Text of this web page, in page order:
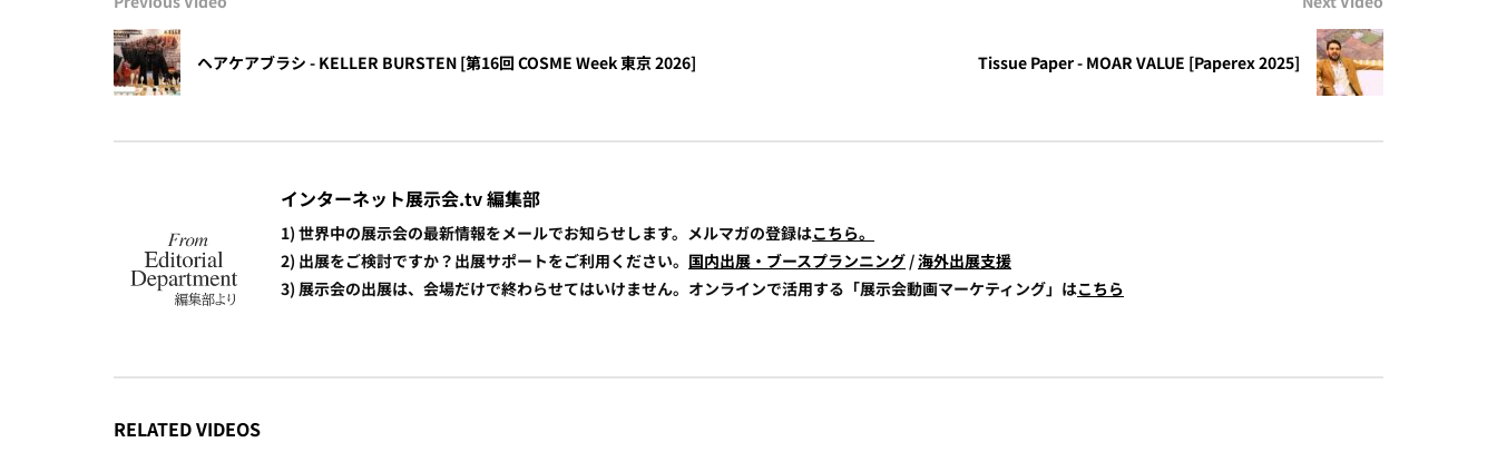
ヘアケアブラシ - KELLER BURSTEN [第16回 COSME Week 東京 2026] Tissue Paper - MOAR VALUE [Paperex 2025]
インターネット展示会.tv 編集部
1) 世界中の展示会の最新情報をメールでお知らせします。メルマガの登録はこちら。
2) 出展をご検討ですか？出展サポートをご利用ください。 国内出展・ブースプランニング /海外出展支援
3) 展示会の出展は、会場だけで終わらせてはいけません。オンラインで活用する「展示会動画マーケティング」はこちら
RELATED VIDEOS